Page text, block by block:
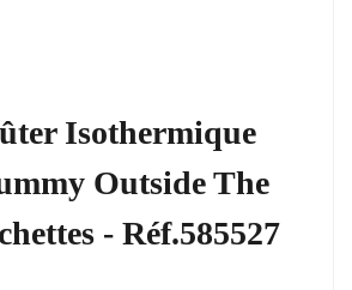
Isothermique
Outside The
- Réf.585527